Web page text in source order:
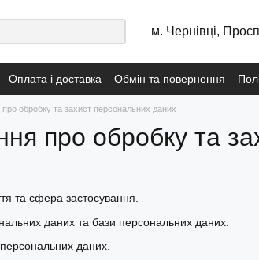
м. Чернівці,
Оплата і доставка Обмін та повернення
персональних даних
Договір публічної
обробку та захист персональних даних
про обробку та
та сфера застосування.
даних та бази персональних даних.
даних.